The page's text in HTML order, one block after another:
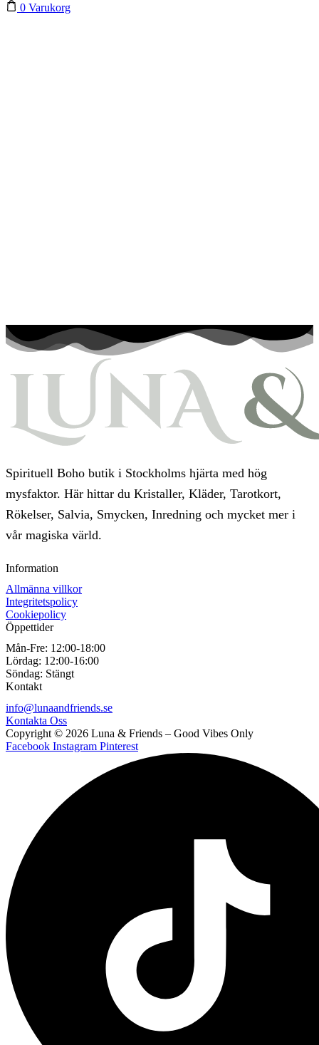
0 Varukorg
Spirituell Boho butik i Stockholms hjärta med hög
mysfaktor. Här hittar du Kristaller, Kläder, Tarotkort,
Rökelser, Salvia, Smycken, Inredning och mycket mer i
vår magiska värld.
Information
Allmänna villkor
Integritetspolicy
Cookiepolicy
Öppettider
Mån-Fre: 12:00-18:00
Lördag: 12:00-16:00
Söndag: Stängt
Kontakt
info@lunaandfriends.se
Kontakta Oss
Copyright © 2026 Luna & Friends – Good Vibes Only
Facebook Instagram Pinterest